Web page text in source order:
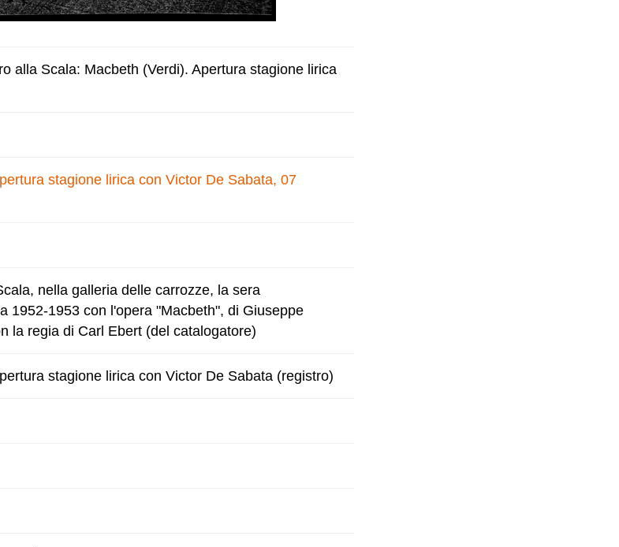
alla Scala: Macbeth (Verdi). Apertura stagione lirica
stagione lirica con Victor De Sabata, 07
nella galleria delle carrozze, la sera
1952-1953 con l'opera "Macbeth", di Giuseppe
la regia di Carl Ebert (del catalogatore)
stagione lirica con Victor De Sabata (registro)